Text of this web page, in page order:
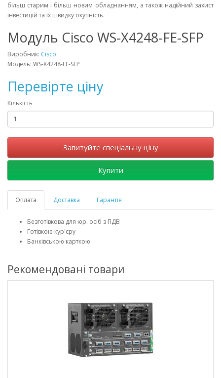
більш старим і більш новим обладнанням, а також надійний захист
інвестицій та їх швидку окупність.
Модуль Cisco WS-X4248-FE-SFP
Виробник: Cisco
Модель: WS-X4248-FE-SFP
Перевірте ціну
Кількість
Запитуйте спеціальну ціну
Купити
Оплата Доставка Гарантія
Безготівкова для юр. осіб з ПДВ
Готівкою кур'єру
Банківською карткою
Рекомендовані товари